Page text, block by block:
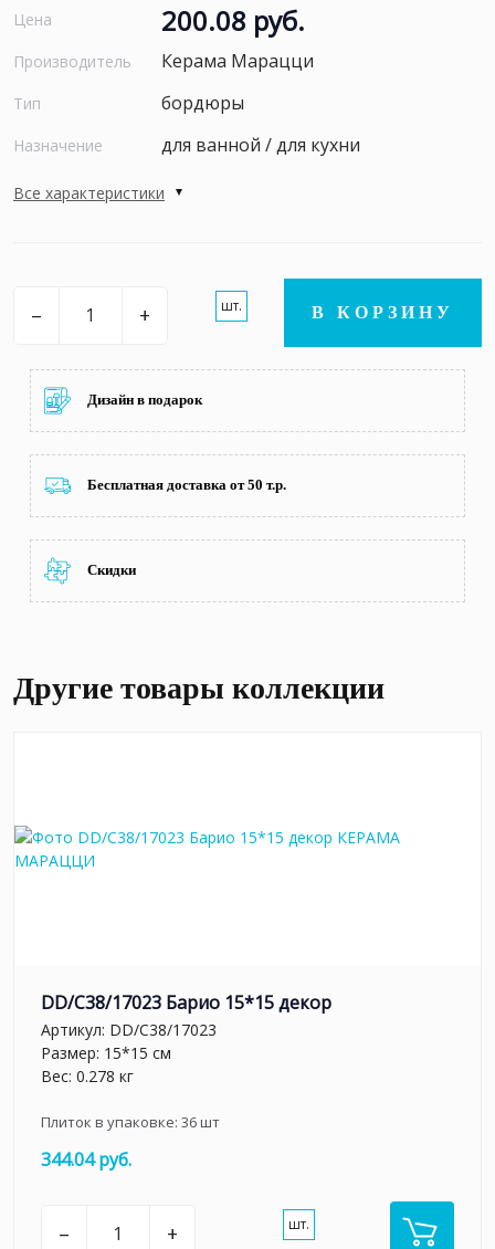
Цена 200.08 руб.
Производитель Керама Марацци
Тип бордюры
Назначение для ванной / для кухни
Все характеристики
– + шт. В КОРЗИНУ
Дизайн в подарок
Бесплатная доставка от 50 т.р.
Скидки
Другие товары коллекции
DD/C38/17023 Барио 15*15 декор
Артикул: DD/C38/17023
Размер: 15*15 см
Вес: 0.278 кг
Плиток в упаковке: 36шт
344.04 руб.
– + шт.